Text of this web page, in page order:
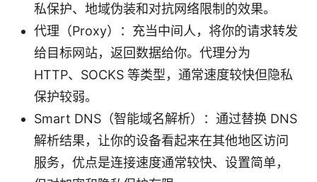
私保护、地域伪装和对抗网络限制的效果。
代理（Proxy）：充当中间人，将你的请求转发
给目标网站，返回数据给你。代理分为
HTTP、SOCKS 等类型，通常速度较快但隐私
保护较弱。
Smart DNS（智能域名解析）：通过替换 DNS
解析结果，让你的设备看起来在其他地区访问
服务，优点是连接速度通常较快、设置简单，